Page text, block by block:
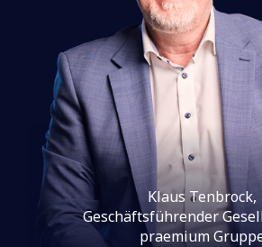
Klaus Tenbrock,
Geschäftsführender
praemium